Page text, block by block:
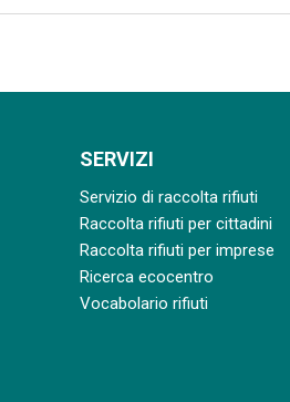
SERVIZI
Servizio di raccolta rifiuti
Raccolta rifiuti per cittadini
Raccolta rifiuti per imprese
Ricerca ecocentro
Vocabolario rifiuti